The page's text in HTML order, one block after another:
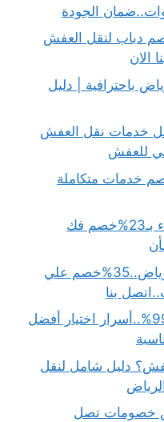
عفش جدة بـ30%خصم دباب لنقل العفش
الان
باحترافية | دليل
خدمات نقل العفش
اثاث بجدة بـ40%خصم خدمات متكاملة
دينا نقل عفش حي الدار البيضاء بـ23%خصم فك
دينا نقل عفش داخل وخارج الرياض..35%خصم علي
أفضل طرق نقل الاثاث بأمان 99%..أسرار اختيار أفضل
دليل شامل لنقل
خصومات تصل